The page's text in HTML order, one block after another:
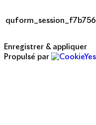
Enregistrer & appliquer
Propulsé par